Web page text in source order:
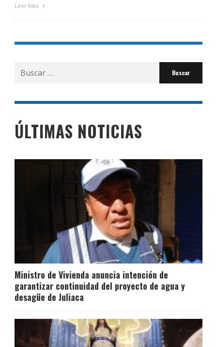
Leer Más
Buscar
por:
ÚLTIMAS NOTICIAS
Ministro de Vivienda anuncia intención de
garantizar continuidad del proyecto de agua y
desagüe de Juliaca